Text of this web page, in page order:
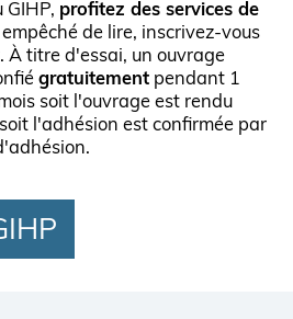
GIHP, profitez des services de
de lire, inscrivez-vous
À titre d'essai, un ouvrage
gratuitement pendant 1
soit l'ouvrage est rendu
l'adhésion est confirmée par